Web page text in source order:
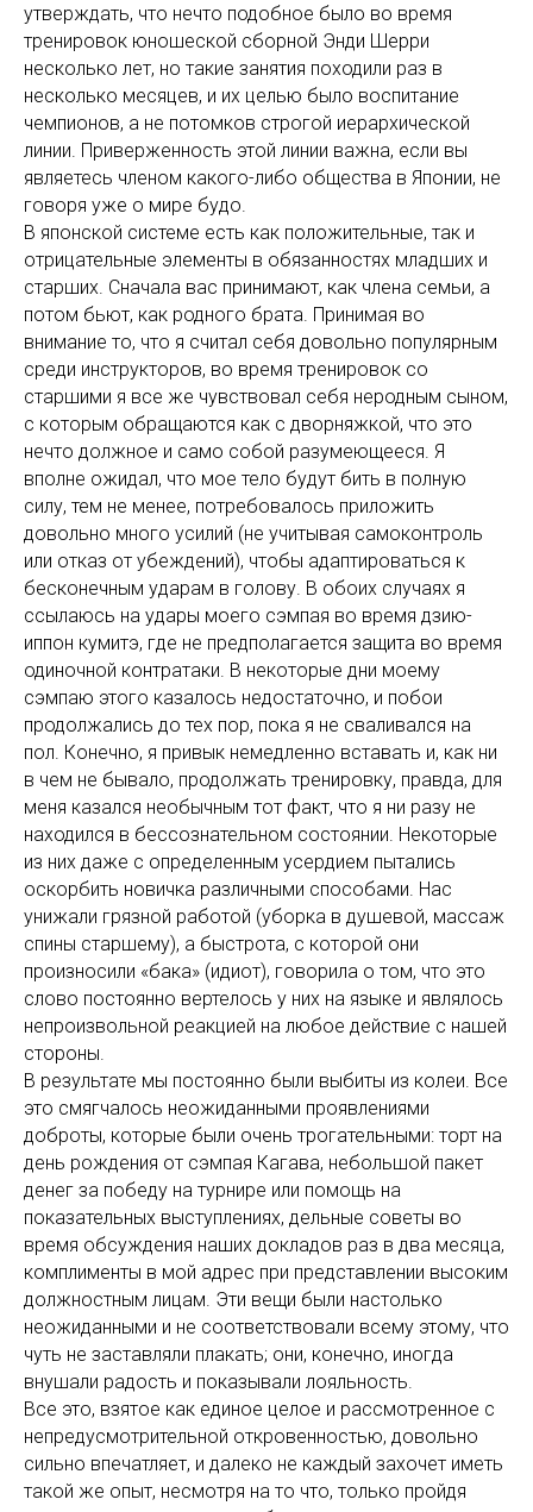
утверждать, что нечто подобное было во время
тренировок юношеской сборной Энди Шерри
несколько лет, но такие занятия походили раз в
несколько месяцев, и их целью было воспитание
чемпионов, а не потомков строгой иерархической
линии. Приверженность этой линии важна, если вы
являетесь членом какого-либо общества в Японии, не
говоря уже о мире будо.
В японской системе есть как положительные, так и
отрицательные элементы в обязанностях младших и
старших. Сначала вас принимают, как члена семьи, а
потом бьют, как родного брата. Принимая во
внимание то, что я считал себя довольно популярным
среди инструкторов, во время тренировок со
старшими я все же чувствовал себя неродным сыном,
с которым обращаются как с дворняжкой, что это
нечто должное и само собой разумеющееся. Я
вполне ожидал, что мое тело будут бить в полную
силу, тем не менее, потребовалось приложить
довольно много усилий (не учитывая самоконтроль
или отказ от убеждений), чтобы адаптироваться к
бесконечным ударам в голову. В обоих случаях я
ссылаюсь на удары моего сэмпая во время дзию-
иппон кумитэ, где не предполагается защита во время
одиночной контратаки. В некоторые дни моему
сэмпаю этого казалось недостаточно, и побои
продолжались до тех пор, пока я не сваливался на
пол. Конечно, я привык немедленно вставать и, как ни
в чем не бывало, продолжать тренировку, правда, для
меня казался необычным тот факт, что я ни разу не
находился в бессознательном состоянии. Некоторые
из них даже с определенным усердием пытались
оскорбить новичка различными способами. Нас
унижали грязной работой (уборка в душевой, массаж
спины старшему), а быстрота, с которой они
произносили «бака» (идиот), говорила о том, что это
слово постоянно вертелось у них на языке и являлось
непроизвольной реакцией на любое действие с нашей
стороны.
В результате мы постоянно были выбиты из колеи. Все
это смягчалось неожиданными проявлениями
доброты, которые были очень трогательными: торт на
день рождения от сэмпая Кагава, небольшой пакет
денег за победу на турнире или помощь на
показательных выступлениях, дельные советы во
время обсуждения наших докладов раз в два месяца,
комплименты в мой адрес при представлении высоким
должностным лицам. Эти вещи были настолько
неожиданными и не соответствовали всему этому, что
чуть не заставляли плакать; они, конечно, иногда
внушали радость и показывали лояльность.
Все это, взятое как единое целое и рассмотренное с
непредусмотрительной откровенностью, довольно
сильно впечатляет, и далеко не каждый захочет иметь
такой же опыт, несмотря на то что, только пройдя